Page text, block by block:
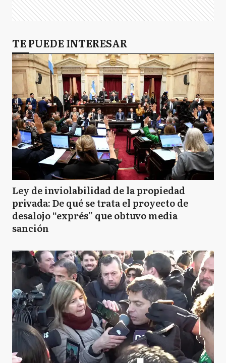
TE PUEDE INTERESAR
Ley de inviolabilidad de la propiedad
privada: De qué se trata el proyecto de
desalojo “exprés” que obtuvo media
sanción